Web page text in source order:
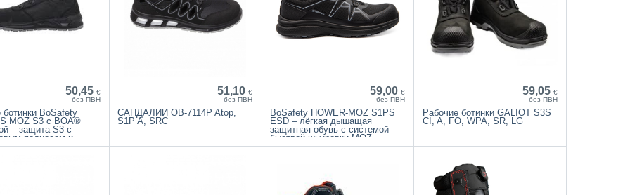
50,45 €
без ПВН
ботинки BoSafety
MOZ S3 с BOA®
– защита S3 с
подносом и
подошвой
51,10 €
без ПВН
САНДАЛИИ OB-7114P Atop,
S1P A, SRC
59,00 €
без ПВН
BoSafety HOWER-MOZ S1PS
ESD – лёгкая дышащая
защитная обувь с системой
быстрой шнуровки MOZ
59,05 €
без ПВН
Рабочие ботинки GALIOT S3S
CI, A, FO, WPA, SR, LG